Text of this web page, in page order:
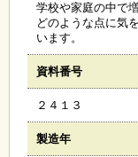
ャ
リ
学校や家庭の中で
どのような点に気
います。
資料番号
２４１３
製造年